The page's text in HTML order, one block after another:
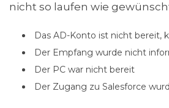
nicht so laufen wie
Das AD-Konto ist nicht bereit,
Der Empfang wurde nicht
Der PC war nicht bereit
Der Zugang zu Salesforce